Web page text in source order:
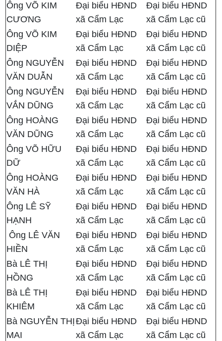
Ông VÕ KIM
CƯƠNG
Đại biểu HĐND
xã Cẩm Lạc
Đại biểu HĐND
xã Cẩm Lạc cũ
Ông VÕ KIM
DIỆP
Đại biểu HĐND
xã Cẩm Lạc
Đại biểu HĐND
xã Cẩm Lạc cũ
Ông NGUYỄN
VĂN DUẪN
Đại biểu HĐND
xã Cẩm Lạc
Đại biểu HĐND
xã Cẩm Lạc cũ
Ông NGUYỄN
VẮN DŨNG
Đại biểu HĐND
xã Cẩm Lạc
Đại biểu HĐND
xã Cẩm Lạc cũ
Ông HOÀNG
VĂN DŨNG
Đại biểu HĐND
xã Cẩm Lạc
Đại biểu HĐND
xã Cẩm Lạc cũ
Ông VÕ HỮU
DỮ
Đại biểu HĐND
xã Cẩm Lạc
Đại biểu HĐND
xã Cẩm Lạc cũ
Ông HOÀNG
VĂN HÀ
Đại biểu HĐND
xã Cẩm Lạc
Đại biểu HĐND
xã Cẩm Lạc cũ
Ông LÊ SỸ
HẠNH
Đại biểu HĐND
xã Cẩm Lạc
Đại biểu HĐND
xã Cẩm Lạc cũ
Ông LÊ VĂN
HIỀN
Đại biểu HĐND
xã Cẩm Lạc
Đại biểu HĐND
xã Cẩm Lạc cũ
Bà LÊ THỊ
HỒNG
Đại biểu HĐND
xã Cẩm Lạc
Đại biểu HĐND
xã Cẩm Lạc cũ
Bà LÊ THỊ
KHIÊM
Đại biểu HĐND
xã Cẩm Lạc
Đại biểu HĐND
xã Cẩm Lạc cũ
Bà NGUYỄN THỊ
MAI
Đại biểu HĐND
xã Cẩm Lạc
Đại biểu HĐND
xã Cẩm Lạc cũ